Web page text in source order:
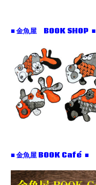
■ 金魚屋 BOOK SHOP ■
■ 金魚屋 BOOK Café ■